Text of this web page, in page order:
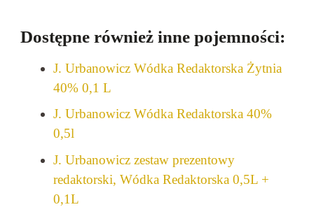
Dostępne również inne pojemności:
J. Urbanowicz Wódka Redaktorska Żytnia
40% 0,1 L
J. Urbanowicz Wódka Redaktorska 40%
0,5l
J. Urbanowicz zestaw prezentowy
redaktorski, Wódka Redaktorska 0,5L +
0,1L